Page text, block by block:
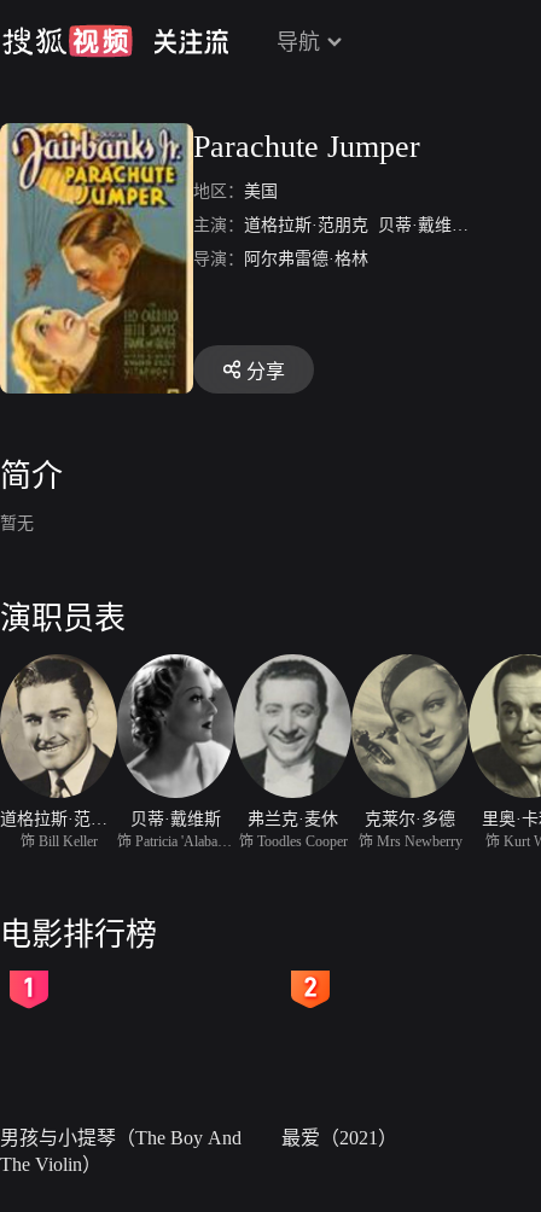
导航
Parachute Jumper
地区： 美国
主演： 道格拉斯·范朋克 贝蒂·戴维斯
导演：
阿尔弗雷德·格林
分享
简介
暂无
演职员表
饰 Bill Keller
贝蒂·戴维斯 弗兰克·麦休
饰 Toodles Cooper
克莱尔·多德
饰 Mrs Newberry
里奥·
饰 Kurt
电影排行榜
男孩与小提琴（The Boy And
The Violin）
最爱（2021）